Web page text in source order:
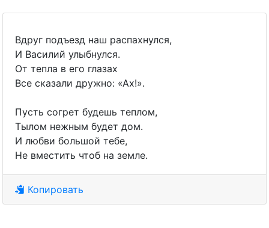
Вдруг подъезд наш распахнулся,
И Василий улыбнулся.
От тепла в его глазах
Все сказали дружно: «Ах!».
Пусть согрет будешь теплом,
Тылом нежным будет дом.
И любви большой тебе,
Не вместить чтоб на земле.
Копировать